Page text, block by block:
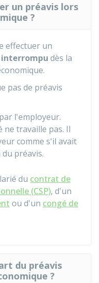
un préavis lors
?
effectuer un
interrompu dès la
pas de préavis
l'employeur.
ne travaille pas. Il
comme s'il avait
préavis.
du contrat de
(CSP), d'un
ou d'un congé de
du préavis
?